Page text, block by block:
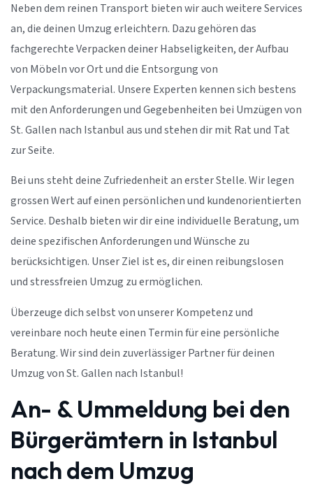
Neben dem reinen Transport bieten wir auch weitere Services
an, die deinen Umzug erleichtern. Dazu gehören das
fachgerechte Verpacken deiner Habseligkeiten, der Aufbau
von Möbeln vor Ort und die Entsorgung von
Verpackungsmaterial. Unsere Experten kennen sich bestens
mit den Anforderungen und Gegebenheiten bei Umzügen von
St. Gallen nach Istanbul aus und stehen dir mit Rat und Tat
zur Seite.
Bei uns steht deine Zufriedenheit an erster Stelle. Wir legen
grossen Wert auf einen persönlichen und kundenorientierten
Service. Deshalb bieten wir dir eine individuelle Beratung, um
deine spezifischen Anforderungen und Wünsche zu
berücksichtigen. Unser Ziel ist es, dir einen reibungslosen
und stressfreien Umzug zu ermöglichen.
Überzeuge dich selbst von unserer Kompetenz und
vereinbare noch heute einen Termin für eine persönliche
Beratung. Wir sind dein zuverlässiger Partner für deinen
Umzug von St. Gallen nach Istanbul!
An- & Ummeldung bei den
Bürgerämtern in Istanbul
nach dem Umzug